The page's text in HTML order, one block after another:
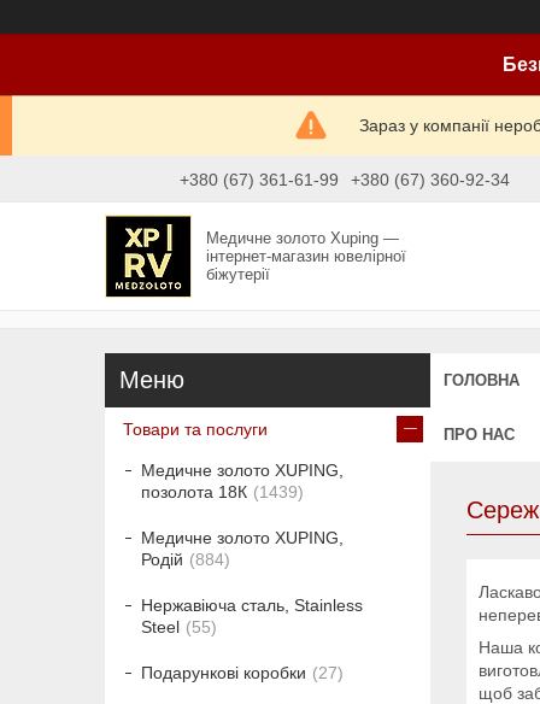
Зараз у компанії
+380 (67) 361-61-99 +380 (67) 360-92-34
Медичне золото Xuping —
інтернет-магазин ювелірної
біжутерії
ГОЛОВНА
ПРО НАС
Наша
щоб
Товари та послуги
Медичне золото XUPING,
позолота 18К
1439
Медичне золото XUPING,
Родій
884
Нержавіюча сталь, Stainless
Steel
55
Подарункові коробки 27